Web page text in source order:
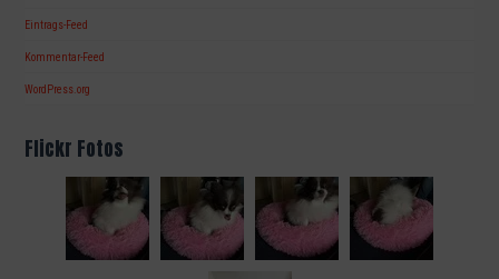
Eintrags-Feed
Kommentar-Feed
WordPress.org
Flickr Fotos